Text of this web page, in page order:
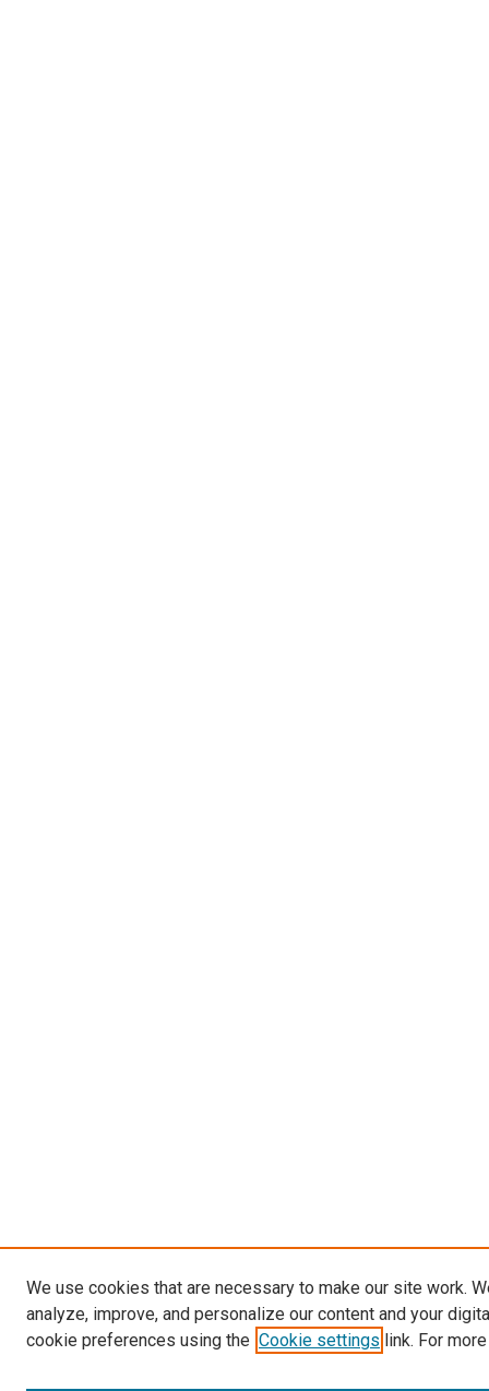
We use cookies that are necessary to make our site work.
analyze, improve, and personalize our content and your
cookie preferences using the Cookie settings link. For